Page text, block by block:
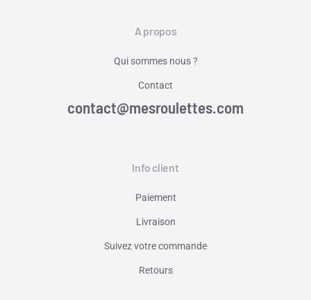
A propos
Qui sommes nous ?
Contact
contact@mesroulettes.com
Info client
Paiement
Livraison
Suivez votre commande
Retours